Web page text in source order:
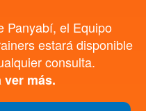
Panyabí, el Equipo
estará disponible
consulta.
ver más.